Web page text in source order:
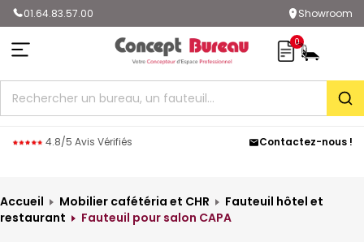
01.64.83.57.00 Showroom
0
4.8/5 Avis Vérifiés Contactez-nous !
Accueil Mobilier cafétéria et CHR
Fauteuil hôtel et
restaurant
Fauteuil pour salon CAPA